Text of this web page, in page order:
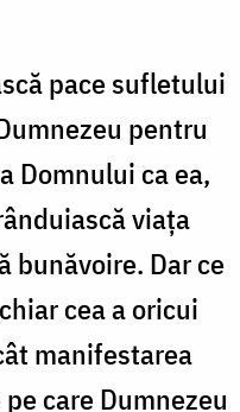
pace sufletului
pentru
Domnului ca ea,
viaţa
bunăvoire. Dar ce
cea a oricui
manifestarea
care Dumnezeu